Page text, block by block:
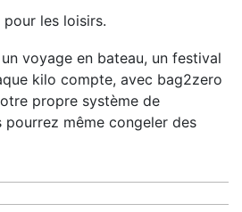
les loisirs.
voyage en bateau, un festival
kilo compte, avec bag2zero
propre système de
pourrez même congeler des